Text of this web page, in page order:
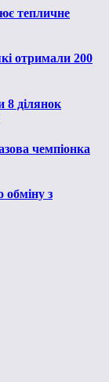
тепличне
отримали 200
8 ділянок
чемпіонка
обміну з